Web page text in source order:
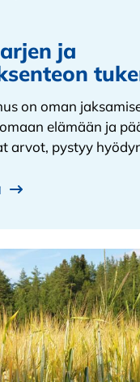
ja
on oman
elämään ja
arvot, pystyy